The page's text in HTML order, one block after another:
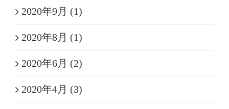
2020年9月 (1)
2020年8月 (1)
2020年6月 (2)
2020年4月 (3)